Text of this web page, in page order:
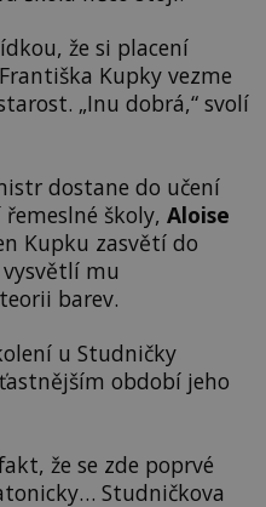
že si placení
Kupky vezme
„Inu dobrá,“ svolí
dostane do učení
školy, Aloise
Kupku zasvětí do
mu
barev.
u Studničky
období jeho
že se zde poprvé
Studničkova